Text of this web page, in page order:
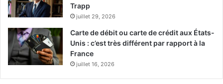
Trapp
juillet 29, 2026
Carte de débit ou carte de crédit aux États-
Unis : c’est très différent par rapport à la
France
juillet 16, 2026